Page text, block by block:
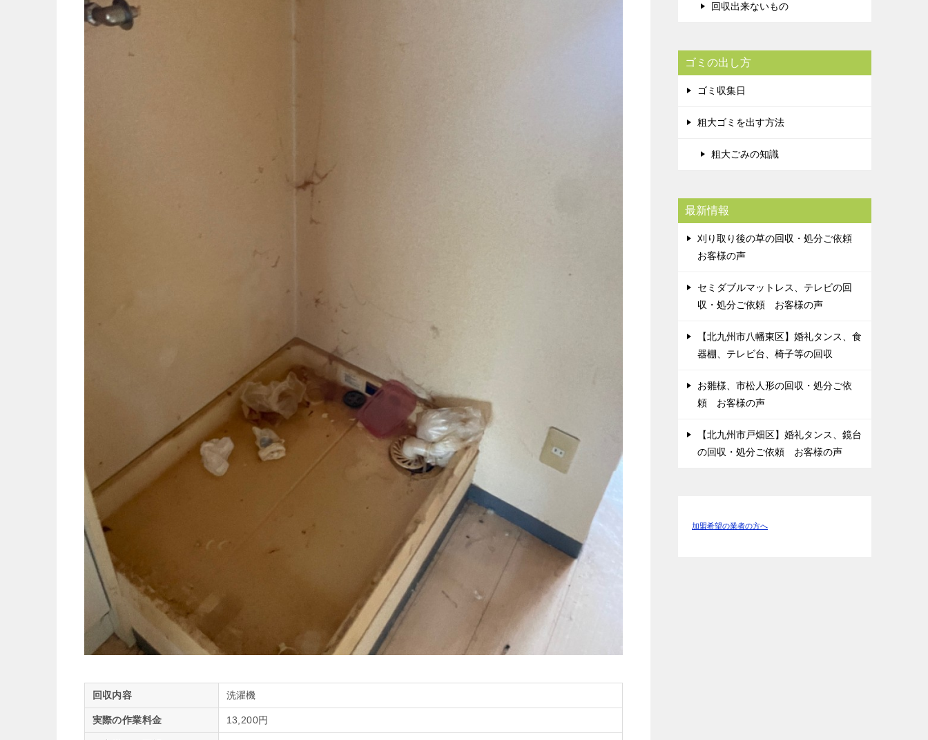
回収内容 洗濯機
実際の作業料金 13,200円
回収出来ないもの
ゴミの出し方
ゴミ収集日
粗大ゴミを出す方法
粗大ごみの知識
最新情報
刈り取り後の草の回収・処分ご依頼
お客様の声
セミダブルマットレス、テレビの回
収・処分ご依頼 お客様の声
【北九州市八幡東区】婚礼タンス、食
器棚、テレビ台、椅子等の回収
お雛様、市松人形の回収・処分ご依
頼 お客様の声
【北九州市戸畑区】婚礼タンス、鏡台
の回収・処分ご依頼 お客様の声
加盟希望の業者の方へ